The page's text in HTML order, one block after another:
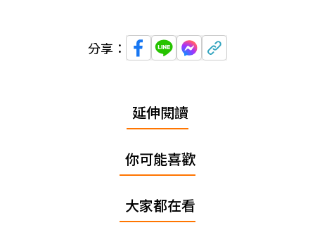
分享：
延伸閱讀
你可能喜歡
大家都在看